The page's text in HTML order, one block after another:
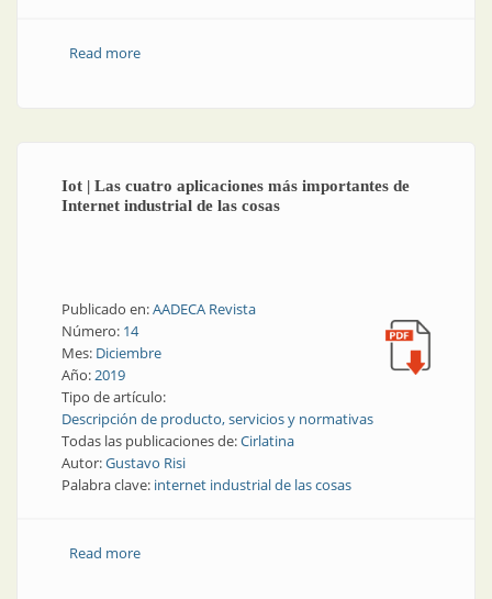
Read moreabout Personalidades | Experiencia de una vida
Iot | Las cuatro aplicaciones más importantes de
Internet industrial de las cosas
Publicado en:AADECA Revista
Número: 14
Mes: Diciembre
Año:2019
Tipo de artículo:
Descripción de producto, servicios y normativas
Todas las publicaciones de:Cirlatina
Autor:Gustavo Risi
Palabra clave: internet industrial de las cosas
Read moreabout Iot | Las cuatro aplicaciones más importantes